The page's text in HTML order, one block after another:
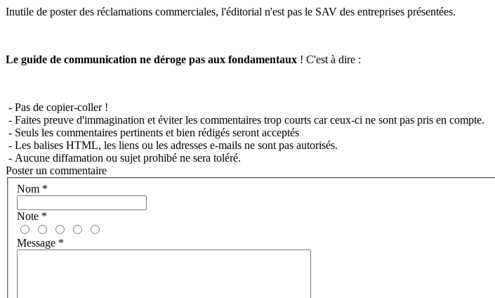
Inutile de poster des réclamations commerciales, l'éditorial n'est pas le SAV des entreprises présentées.
Le guide de communication ne déroge pas aux fondamentaux ! C'est à dire :
- Pas de copier-coller !
- Faites preuve d'immagination et éviter les commentaires trop courts car ceux-ci ne sont pas pris en compte.
- Seuls les commentaires pertinents et bien rédigés seront acceptés
- Les balises HTML, les liens ou les adresses e-mails ne sont pas autorisés.
- Aucune diffamation ou sujet prohibé ne sera toléré.
Poster un commentaire
Nom *
Note *
Message *